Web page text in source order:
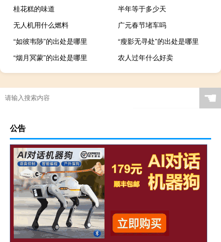
桂花糕的味道
半年等于多少天
无人机用什么燃料
广元春节堵车吗
“如彼韦陟”的出处是哪里
“瘦影无寻处”的出处是哪里
“烟月冥蒙”的出处是哪里
农人过年什么好卖
☚
公告